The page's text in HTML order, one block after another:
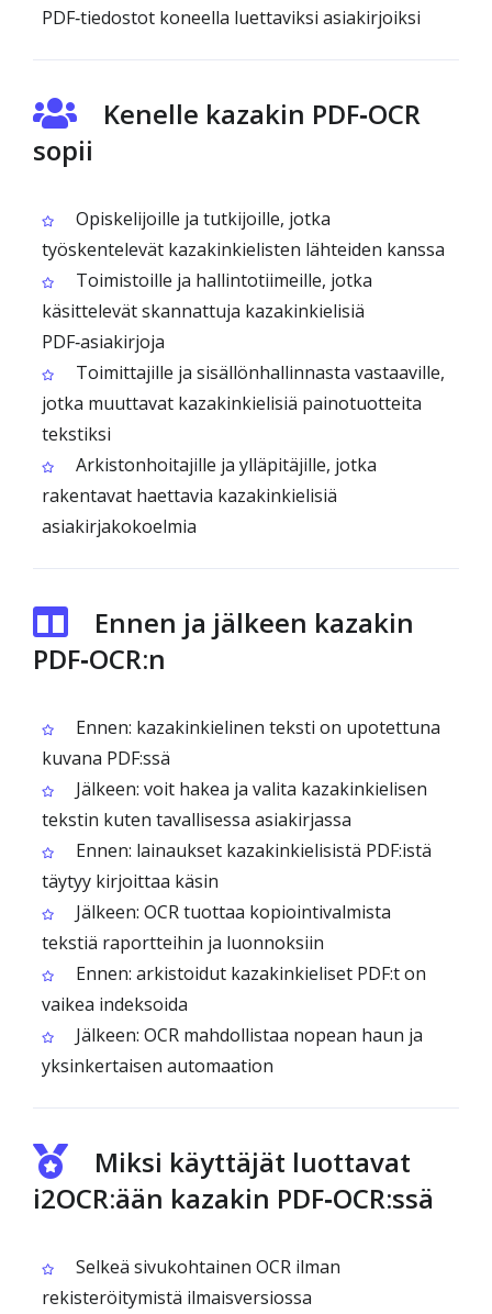
PDF‑tiedostot koneella luettaviksi asiakirjoiksi
Kenelle kazakin PDF‑OCR
sopii
Opiskelijoille ja tutkijoille, jotka
työskentelevät kazakinkielisten lähteiden kanssa
Toimistoille ja hallintotiimeille, jotka
käsittelevät skannattuja kazakinkielisiä
PDF‑asiakirjoja
Toimittajille ja sisällönhallinnasta vastaaville,
jotka muuttavat kazakinkielisiä painotuotteita
tekstiksi
Arkistonhoitajille ja ylläpitäjille, jotka
rakentavat haettavia kazakinkielisiä
asiakirjakokoelmia
Ennen ja jälkeen kazakin
PDF‑OCR:n
Ennen: kazakinkielinen teksti on upotettuna
kuvana PDF:ssä
Jälkeen: voit hakea ja valita kazakinkielisen
tekstin kuten tavallisessa asiakirjassa
Ennen: lainaukset kazakinkielisistä PDF:istä
täytyy kirjoittaa käsin
Jälkeen: OCR tuottaa kopiointivalmista
tekstiä raportteihin ja luonnoksiin
Ennen: arkistoidut kazakinkieliset PDF:t on
vaikea indeksoida
Jälkeen: OCR mahdollistaa nopean haun ja
yksinkertaisen automaation
Miksi käyttäjät luottavat
i2OCR:ään kazakin PDF‑OCR:ssä
Selkeä sivukohtainen OCR ilman
rekisteröitymistä ilmaisversiossa